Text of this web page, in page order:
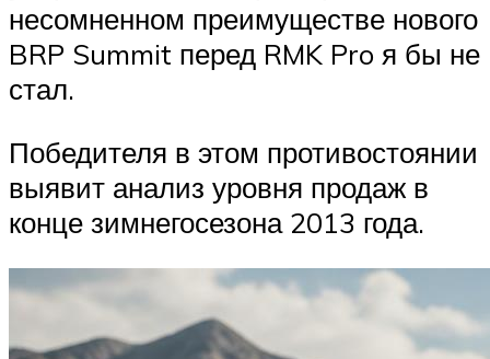
несомненном преимуществе нового
BRP Summit перед RMK Pro я бы не
стал.
Победителя в этом противостоянии
выявит анализ уровня продаж в
конце зимнегосезона 2013 года.